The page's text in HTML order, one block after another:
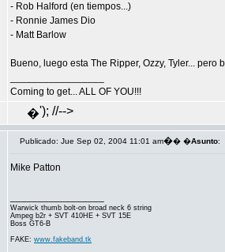
- Rob Halford (en tiempos...)
- Ronnie James Dio
- Matt Barlow
Bueno, luego esta The Ripper, Ozzy, Tyler... pero
Coming to get... ALL OF YOU!!!
�'); //-->
Publicado: Jue Sep 02, 2004 11:01 am�� �Asunto:
Mike Patton
Warwick thumb bolt-on broad neck 6 string
Ampeg b2r + SVT 410HE + SVT 15E
Boss GT6-B
FAKE: www.fakeband.tk